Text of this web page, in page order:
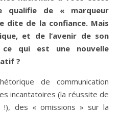
qualifie de « marqueur
dite de la confiance. Mais
et de l’avenir de son
ce qui est une nouvelle
?
de communication
incantatoires (la réussite de
!), des « omissions » sur la